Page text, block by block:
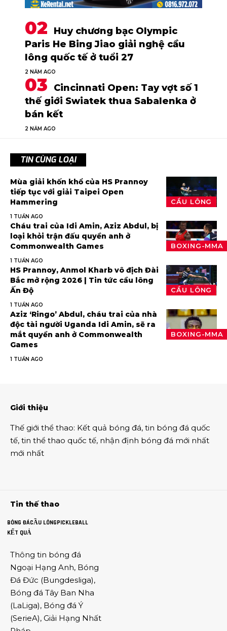
Huy chương bạc Olympic
Paris He Bing Jiao giải nghệ cầu
lông quốc tế ở tuổi 27
2 NĂM AGO
Cincinnati Open: Tay vợt số 1
thế giới Swiatek thua Sabalenka ở
bán kết
2 NĂM AGO
TIN CÙNG LOẠI
CẦU LÔNG
Mùa giải khốn khổ của HS Prannoy
tiếp tục với giải Taipei Open
Hammering
1 TUẦN AGO
BOXING-MMA
Cháu trai của Idi Amin, Aziz Abdul, bị
loại khỏi trận đấu quyền anh ở
Commonwealth Games
1 TUẦN AGO
CẦU LÔNG
HS Prannoy, Anmol Kharb vô địch Đài
Bắc mở rộng 2026 | Tin tức cầu lông
Ấn Độ
1 TUẦN AGO
BOXING-MMA
Aziz ‘Ringo’ Abdul, cháu trai của nhà
độc tài người Uganda Idi Amin, sẽ ra
mắt quyền anh ở Commonwealth
Games
1 TUẦN AGO
Giới thiệu
Thế giới thể thao: Kết quả bóng đá, tin bóng đá quốc
tế, tin thể thao quốc tế, nhận định bóng đá mới nhất
mới nhất
Tin thế thao
BÓNG ĐÁCẦU LÔNGPICKLEBALL
KẾT QUẢ
Thông tin bóng đá
Ngoại Hạng Anh, Bóng
Đá Đức (Bungdesliga),
Bóng đá Tây Ban Nha
(LaLiga), Bóng đá Ý
(SerieA), Giải Hạng Nhất